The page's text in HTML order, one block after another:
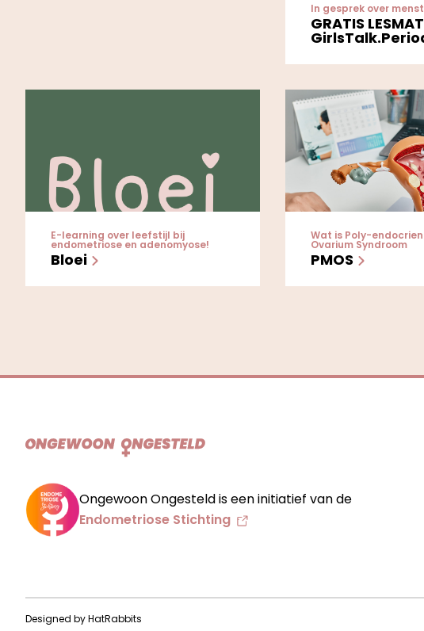
In gesprek over
GRATIS
E-learning over leefstijl bij
endometriose en adenomyose!
Bloei
Wat is Poly-
Ovarium Syndroom
PMOS
Ongewoon Ongesteld is een initiatief van de
Endometriose Stichting
Designed byHatRabbits